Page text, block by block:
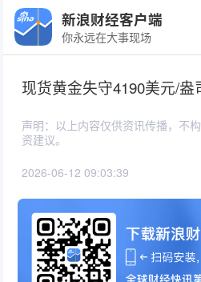
新浪财经客户端
你永远在大事现场
现货黄金失守4190美元/盎
声明：以上内容仅供资讯传播，不
资建议。
2026-06-12 09:03:39